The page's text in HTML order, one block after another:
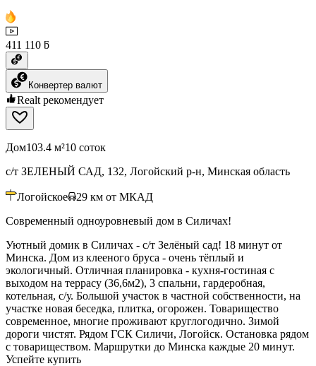
411 110 ƃ
Конвертер валют
Realt рекомендует
Дом103.4 м²10 соток
с/т ЗЕЛЕНЫЙ САД, 132, Логойский р-н, Минская область
Логойское 29 км от МКАД
Современный одноуровневый дом в Силичах!
Уютный домик в Силичах - с/т Зелёный сад! 18 минут от
Минска. Дом из клееного бруса - очень тёплый и
экологичный. Отличная планировка - кухня-гостиная с
выходом на террасу (36,6м2), 3 спальни, гардеробная,
котельная, с/у. Большой участок в частной собственности, на
участке новая беседка, плитка, огорожен. Товарищество
современное, многие проживают круглогодично. Зимой
дороги чистят. Рядом ГСК Силичи, Логойск. Остановка рядом
с товариществом. Маршрутки до Минска каждые 20 минут.
Успейте купить